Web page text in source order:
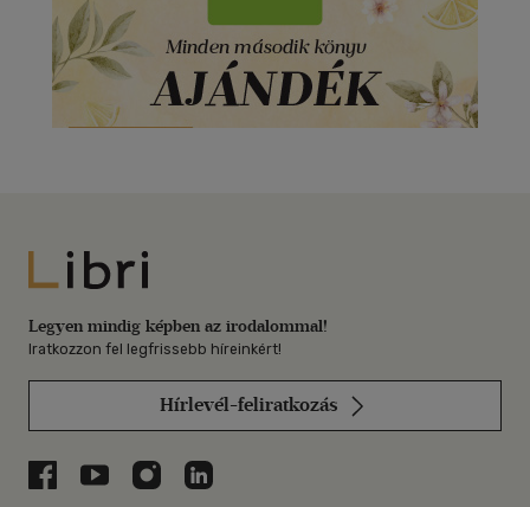
Libri
Legyen mindig képben az irodalommal!
Iratkozzon fel legfrissebb híreinkért!
Hírlevél-feliratkozás
Libri a Facebookon
Libri a Youtube-on
Libri az Instagramon
Libri a LinkedInen